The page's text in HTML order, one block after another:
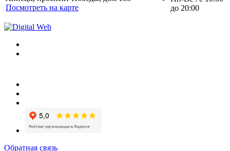
Посмотреть на карте
до 20:00
Обратная связь